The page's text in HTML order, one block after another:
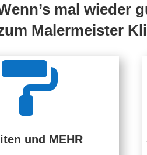
mal wieder
Malermeister

und MEHR